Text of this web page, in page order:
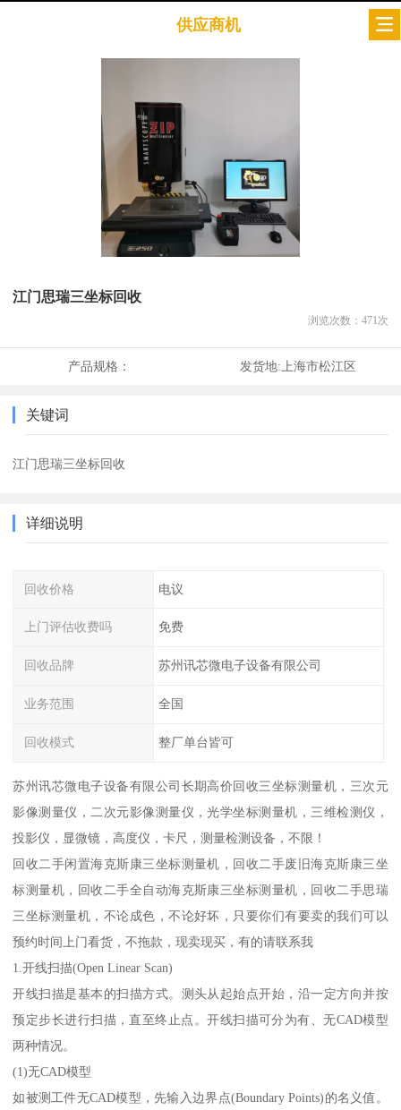
供应商机
江门思瑞三坐标回收
浏览次数： 471 次
产品规格： 发货地:上海市松江区
关键词
江门思瑞三坐标回收
详细说明
回收价格 电议
上门评估收费吗 免费
回收品牌 苏州讯芯微电子设备有限公司
业务范围 全国
回收模式 整厂单台皆可
苏州讯芯微电子设备有限公司长期高价回收三坐标测量机，三次元
影像测量仪，二次元影像测量仪，光学坐标测量机，三维检测仪，
投影仪，显微镜，高度仪，卡尺，测量检测设备，不限！
回收二手闲置海克斯康三坐标测量机，回收二手废旧海克斯康三坐
标测量机，回收二手全自动海克斯康三坐标测量机，回收二手思瑞
三坐标测量机，不论成色，不论好坏，只要你们有要卖的我们可以
预约时间上门看货，不拖款，现卖现买，有的请联系我
1.开线扫描(Open Linear Scan)
开线扫描是基本的扫描方式。测头从起始点开始，沿一定方向并按
预定步长进行扫描，直至终止点。开线扫描可分为有、无CAD模型
两种情况。
(1)无CAD模型
如被测工件无CAD模型，先输入边界点(Boundary Points)的名义值。